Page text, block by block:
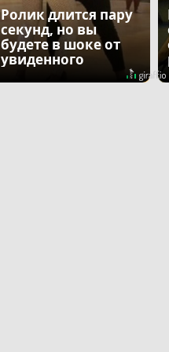
Ролик длится пару
секунд, но вы
будете в шоке от
увиденного